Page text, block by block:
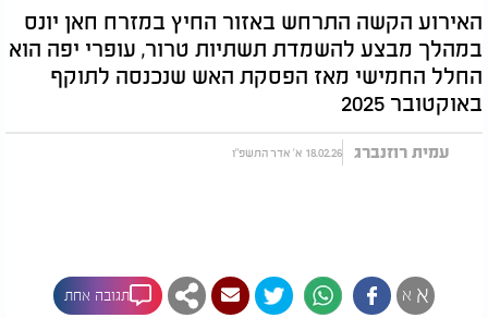
האירוע הקשה התרחש באזור החיץ במזרח חאן יונס
במהלך מבצע להשמדת תשתיות טרור, עופרי יפה הוא
החלל החמישי מאז הפסקת האש שנכנסה לתוקף
באוקטובר 2025
עמית רוזנברג 18.02.26 א' אדר התשפ"ו
א א תגובה אחת